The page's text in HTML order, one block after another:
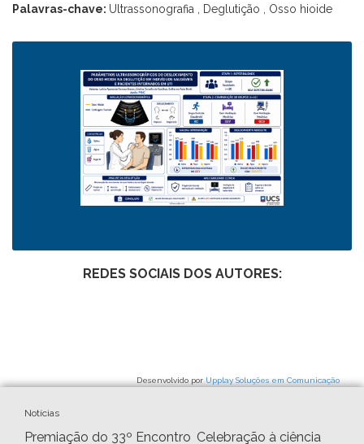
Palavras-chave: Ultrassonografia , Deglutição , Osso hioide
REDES SOCIAIS DOS AUTORES:
Desenvolvido por Upplay Soluções em Comunicação
Notícias
Premiação do 33º Encontro Celebração à ciência